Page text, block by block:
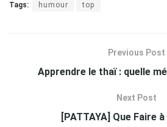
Tags: humour top
Previous Post
Apprendre le thaï : quelle
Next Post
[PATTAYA] Que Faire